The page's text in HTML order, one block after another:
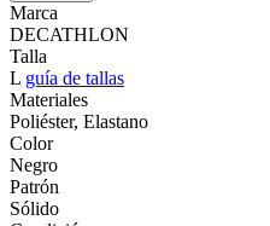
Marca
DECATHLON
Talla
L guía de tallas
Materiales
Poliéster, Elastano
Color
Negro
Patrón
Sólido